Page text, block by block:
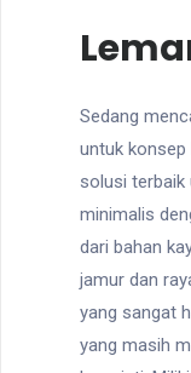
Sedang
untuk konsep
solusi terbaik
minimalis
dari bahan
jamur dan
yang sangat
yang masih